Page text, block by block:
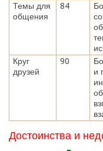
Темы для
общения
84
Круг
друзей
90
и
Достоинства и